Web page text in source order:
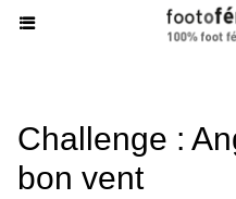
Challenge :
bon vent